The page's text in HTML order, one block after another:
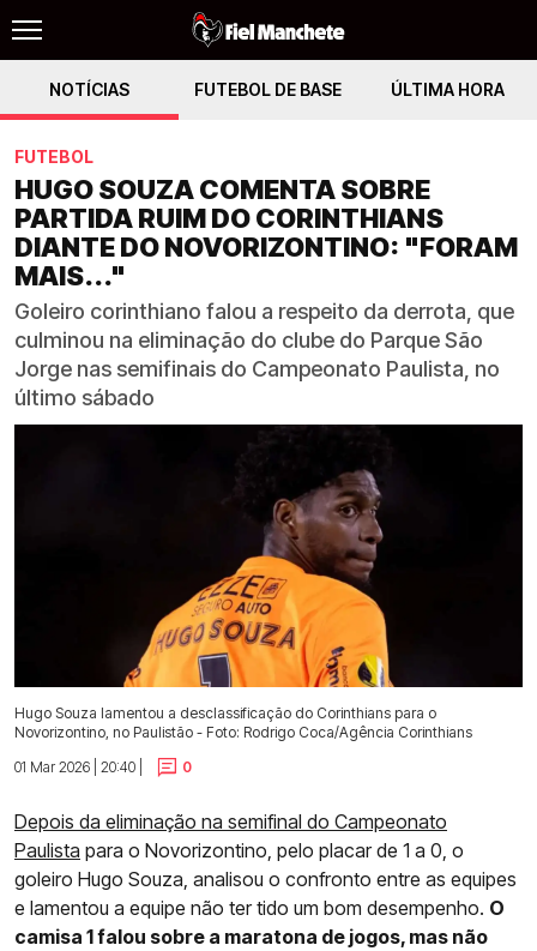
NOTÍCIAS FUTEBOL DE BASE ÚLTIMA HORA
FUTEBOL
HUGO SOUZA COMENTA SOBRE
PARTIDA RUIM DO CORINTHIANS
DIANTE DO NOVORIZONTINO: "FORAM
MAIS..."
Goleiro corinthiano falou a respeito da derrota, que
culminou na eliminação do clube do Parque São
Jorge nas semifinais do Campeonato Paulista, no
último sábado
Hugo Souza lamentou a desclassificação do Corinthians para o
Novorizontino, no Paulistão - Foto: Rodrigo Coca/Agência Corinthians
01 Mar 2026 | 20:40 |
0
Depois da eliminação na semifinal do Campeonato
Paulista para o Novorizontino, pelo placar de 1 a 0, o
goleiro Hugo Souza, analisou o confronto entre as equipes
e lamentou a equipe não ter tido um bom desempenho. O
camisa 1 falou sobre a maratona de jogos, mas não